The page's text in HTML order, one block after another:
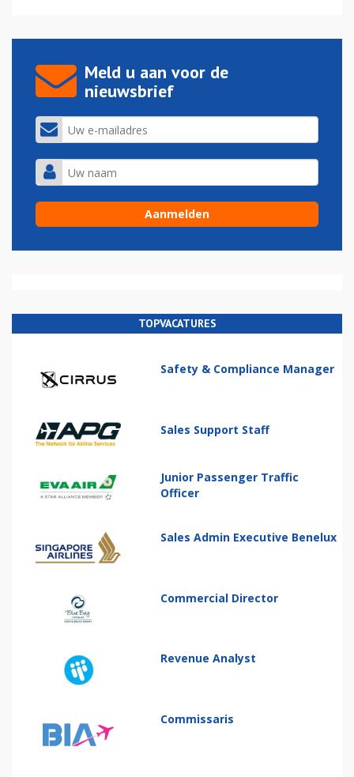
Meld u aan voor de
nieuwsbrief
TOPVACATURES
Safety & Compliance Manager
Sales Support Staff
Junior Passenger Traffic
Officer
Sales Admin Executive Benelux
Commercial Director
Revenue Analyst
Commissaris